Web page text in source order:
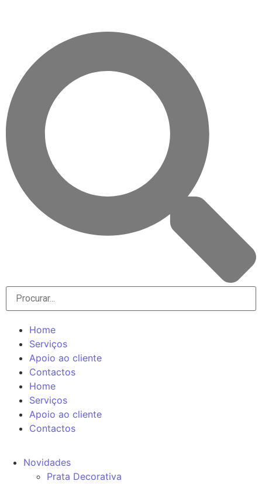
Home
Serviços
Apoio ao cliente
Contactos
Home
Serviços
Apoio ao cliente
Contactos
Novidades
Prata Decorativa